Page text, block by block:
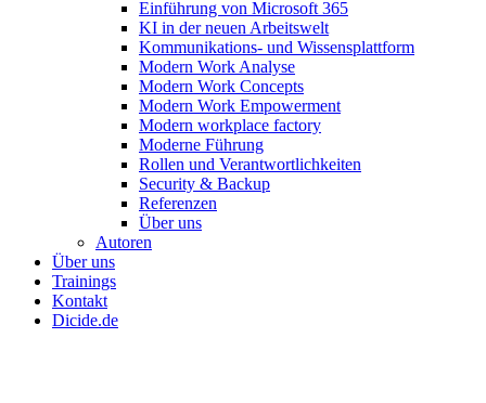
Einführung von Microsoft 365
KI in der neuen Arbeitswelt
Kommunikations- und Wissensplattform
Modern Work Analyse
Modern Work Concepts
Modern Work Empowerment
Modern workplace factory
Moderne Führung
Rollen und Verantwortlichkeiten
Security & Backup
Referenzen
Über uns
Autoren
Über uns
Trainings
Kontakt
Dicide.de